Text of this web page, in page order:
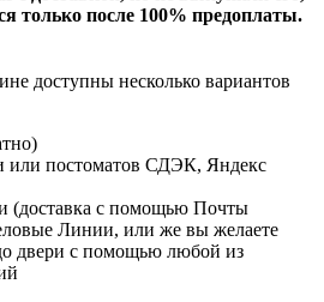
только после 100% предоплаты.
доступны несколько вариантов
или постоматов СДЭК, Яндекс
(доставка с помощью Почты
Линии, или же вы желаете
до двери с помощью любой из